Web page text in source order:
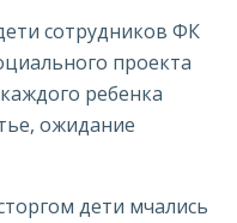
сотрудников ФК
проекта
ребенка
ожидание
дети мчались